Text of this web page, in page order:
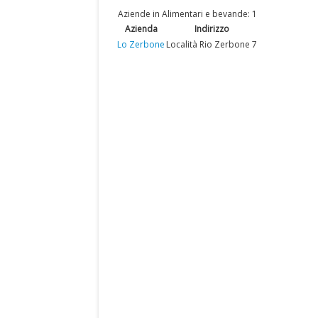
Aziende in Alimentari e bevande: 1
Azienda
Indirizzo
Lo Zerbone Località Rio Zerbone 7